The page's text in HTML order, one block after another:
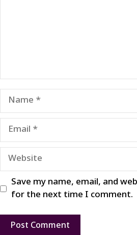
Name
Email
Website
Save my name, email, and
for the next time I comment.